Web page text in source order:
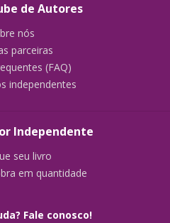
de Autores
nós
parceiras
(FAQ)
independentes
Independente
seu livro
em quantidade
Fale conosco!